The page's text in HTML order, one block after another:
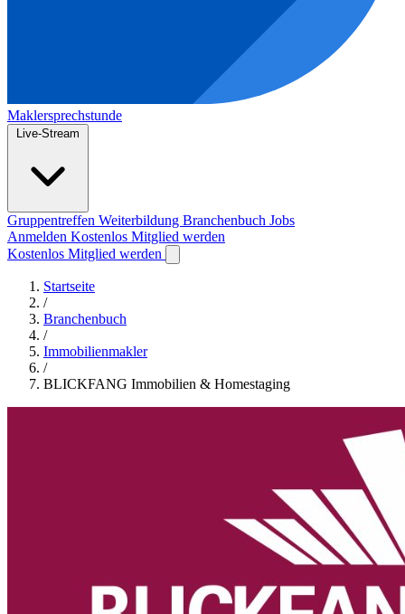
Maklersprechstunde
Live-Stream
Gruppentreffen Weiterbildung Branchenbuch Jobs
Anmelden Kostenlos Mitglied werden
Kostenlos Mitglied werden
Startseite
/
Branchenbuch
/
Immobilienmakler
/
BLICKFANG Immobilien & Homestaging